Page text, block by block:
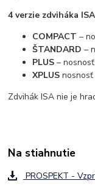
4 verzie zdviháka
COMPACT –
ŠTANDARD –
PLUS –
XPLUS nosnosť
Zdvihák ISA nie je
Na stiahnutie
PROSPEKT -